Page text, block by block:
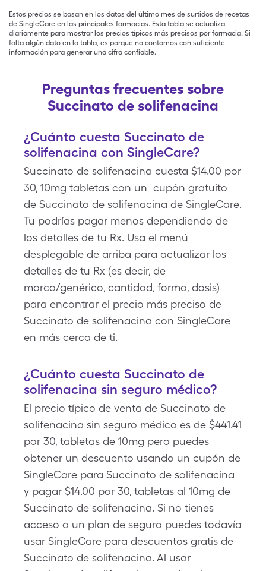
Estos precios se basan en los datos del último mes de surtidos de recetas
de SingleCare en las principales farmacias. Esta tabla se actualiza
diariamente para mostrar los precios típicos más precisos por farmacia. Si
falta algún dato en la tabla, es porque no contamos con suficiente
información para generar una cifra confiable.
Preguntas frecuentes sobre
Succinato de solifenacina
¿Cuánto cuesta Succinato de
solifenacina con SingleCare?
Succinato de solifenacina cuesta $14.00 por
30, 10mg tabletas con un cupón gratuito
de Succinato de solifenacina de SingleCare.
Tu podrías pagar menos dependiendo de
los detalles de tu Rx. Usa el menú
desplegable de arriba para actualizar los
detalles de tu Rx (es decir, de
marca/genérico, cantidad, forma, dosis)
para encontrar el precio más preciso de
Succinato de solifenacina con SingleCare
en más cerca de ti.
¿Cuánto cuesta Succinato de
solifenacina sin seguro médico?
El precio típico de venta de Succinato de
solifenacina sin seguro médico es de $441.41
por 30, tabletas de 10mg pero puedes
obtener un descuento usando un cupón de
SingleCare para Succinato de solifenacina
y pagar $14.00 por 30, tabletas al 10mg de
Succinato de solifenacina. Si no tienes
acceso a un plan de seguro puedes todavía
usar SingleCare para descuentos gratis de
Succinato de solifenacina. Al usar